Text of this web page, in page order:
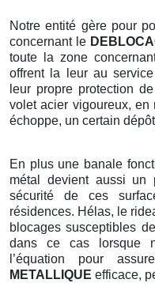
Notre entité gère pour
concernant le
toute la zone
offrent la leur au
leur propre protection
volet acier vigoureux, en
échoppe, un certain
En plus une banale
métal devient aussi un
sécurité de ces
résidences. Hélas, le
blocages susceptibles
dans ce cas lorsque
l’équation pour
METALLIQUE efficace,